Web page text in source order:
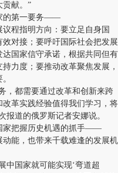
贡献。”
的第一要务——
程指明方向：要立足自身国
对接；要呼吁国际社会把发展
国家信守承诺，根据共同但有
力度；要推动改革聚焦发展，
都需要通过改革和创新来跨
革实践经验值得我们学习，将
报道的俄罗斯记者安娜说。
把握历史机遇的抓手——
能，也带来千载难逢的发展机
国家就可能实现‘弯道超